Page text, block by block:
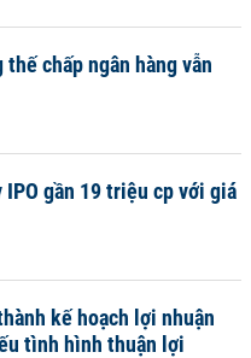
chấp ngân hàng vẫn
IPO gần 19 triệu cp với giá
kế hoạch lợi nhuận
tình hình thuận lợi